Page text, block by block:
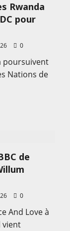
Rwanda
pour
0
poursuivent
Nations de
de
0
And Love à
vient